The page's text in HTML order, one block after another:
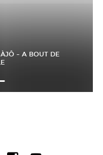
– A BOUT DE